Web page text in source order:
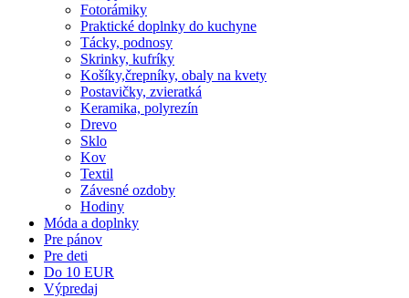
Fotorámiky
Praktické doplnky do kuchyne
Tácky, podnosy
Skrinky, kufríky
Košíky,črepníky, obaly na kvety
Postavičky, zvieratká
Keramika, polyrezín
Drevo
Sklo
Kov
Textil
Závesné ozdoby
Hodiny
Móda a doplnky
Pre pánov
Pre deti
Do 10 EUR
Výpredaj